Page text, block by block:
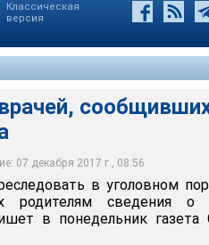
Классическая
версия
07 декабря 2017 г., 08:56
врачей, сообщающих
понедельник газета China
кодексу КНР, врачам,
сообщающим родителям
различные сроки тюремного
семьи и
разрешается иметь лишь
в уголовном
родителям сведения о
в понедельник газета